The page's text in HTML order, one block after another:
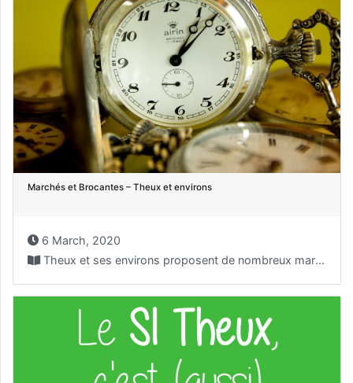
Marchés et Brocantes – Theux et environs
6 March, 2020
Theux et ses environs proposent de nombreux marchés et...